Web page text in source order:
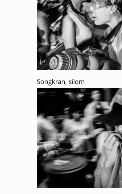
Songkran, silom